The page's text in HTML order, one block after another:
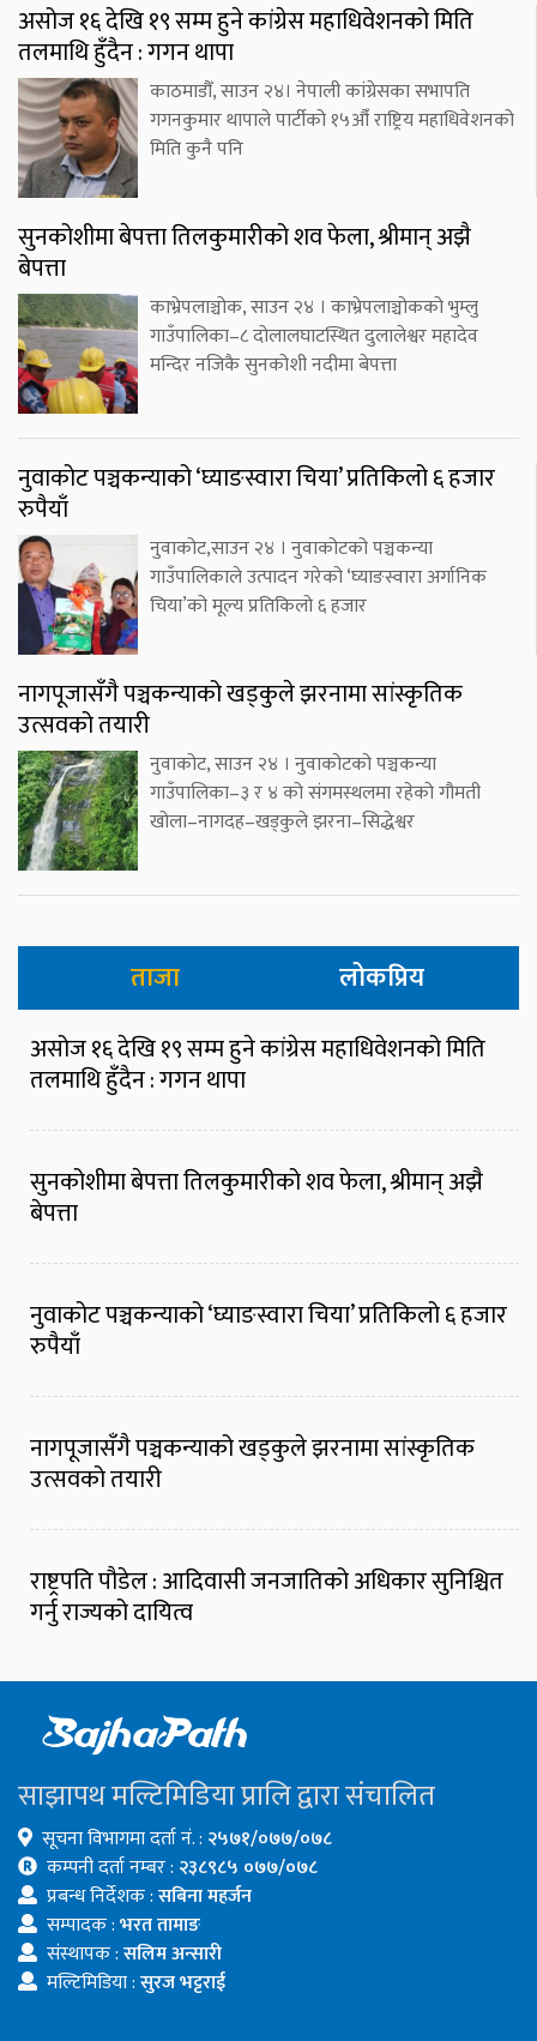
असोज १६ देखि १९ सम्म हुने कांग्रेस महाधिवेशनको मिति
तलमाथि हुँदैन : गगन थापा
काठमाडौँ, साउन २४। नेपाली कांग्रेसका सभापति
गगनकुमार थापाले पार्टीको १५औँ राष्ट्रिय महाधिवेशनको
मिति कुनै पनि
सुनकोशीमा बेपत्ता तिलकुमारीको शव फेला, श्रीमान् अझै
बेपत्ता
काभ्रेपलाञ्चोक, साउन २४ । काभ्रेपलाञ्चोकको भुम्लु
गाउँपालिका–८ दोलालघाटस्थित दुलालेश्वर महादेव
मन्दिर नजिकै सुनकोशी नदीमा बेपत्ता
नुवाकोट पञ्चकन्याको ‘घ्याङस्वारा चिया’ प्रतिकिलो ६ हजार
रुपैयाँ
नुवाकोट,साउन २४ । नुवाकोटको पञ्चकन्या
गाउँपालिकाले उत्पादन गरेको ‘घ्याङस्वारा अर्गानिक
चिया’को मूल्य प्रतिकिलो ६ हजार
नागपूजासँगै पञ्चकन्याको खड्कुले झरनामा सांस्कृतिक
उत्सवको तयारी
नुवाकोट, साउन २४ । नुवाकोटको पञ्चकन्या
गाउँपालिका–३ र ४ को संगमस्थलमा रहेको गौमती
खोला–नागदह–खड्कुले झरना–सिद्धेश्वर
ताजा लोकप्रिय
असोज १६ देखि १९ सम्म हुने कांग्रेस महाधिवेशनको मिति
तलमाथि हुँदैन : गगन थापा
सुनकोशीमा बेपत्ता तिलकुमारीको शव फेला, श्रीमान् अझै
बेपत्ता
नुवाकोट पञ्चकन्याको ‘घ्याङस्वारा चिया’ प्रतिकिलो ६ हजार
रुपैयाँ
नागपूजासँगै पञ्चकन्याको खड्कुले झरनामा सांस्कृतिक
उत्सवको तयारी
राष्ट्रपति पौडेल : आदिवासी जनजातिको अधिकार सुनिश्चित
गर्नु राज्यको दायित्व
साझापथ मल्टिमिडिया प्रालि द्वारा संचालित
सूचना विभागमा दर्ता नं. : २५७१/०७७/०७८
कम्पनी दर्ता नम्बर : २३८९८५ ०७७/०७८
प्रबन्ध निर्देशक :सबिना महर्जन
सम्पादक :भरत तामाङ
संस्थापक :सलिम अन्सारी
मल्टिमिडिया :सुरज भट्टराई